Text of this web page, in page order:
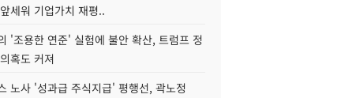
세워 기업가치 재평..
'조용한 연준' 실험에 불안 확산, 트럼프 정
혹도 커져
노사 '성과급 주식지급' 평행선, 곽노정